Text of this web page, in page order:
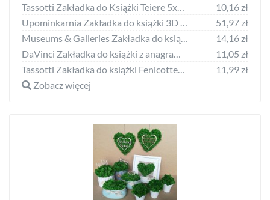
Tassotti Zakładka do Książki Teiere 5x20 2 sztuki
10,16 zł
Upominkarnia Zakładka do książki 3D JASZCZURKA
51,97 zł
Museums & Galleries Zakładka do książki The White Rabbit
14,16 zł
DaVinci Zakładka do książki z anagramem Litera G
11,05 zł
Tassotti Zakładka do książki Fenicotteri opakowanie 2 sztuk
11,99 zł
Zobacz więcej